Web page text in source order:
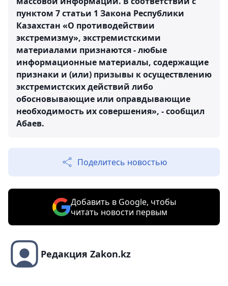
пунктом 7 статьи 1 Закона Республики
Казахстан «О противодействии
экстремизму», экстремистскими
материалами признаются - любые
информационные материалы, содержащие
признаки и (или) призывы к осуществлению
экстремистских действий либо
обосновывающие или оправдывающие
необходимость их совершения», - сообщил
Абаев.
Поделитесь новостью
Добавить в Google, чтобы
читать новости первым
Редакция Zakon.kz